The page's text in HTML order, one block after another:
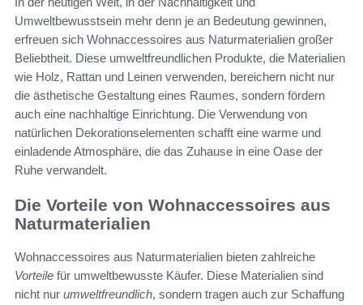
Umweltbewusstsein mehr denn je an Bedeutung gewinnen,
erfreuen sich Wohnaccessoires aus Naturmaterialien großer
Beliebtheit. Diese umweltfreundlichen Produkte, die Materialien
wie Holz, Rattan und Leinen verwenden, bereichern nicht nur
die ästhetische Gestaltung eines Raumes, sondern fördern
auch eine nachhaltige Einrichtung. Die Verwendung von
natürlichen Dekorationselementen schafft eine warme und
einladende Atmosphäre, die das Zuhause in eine Oase der
Ruhe verwandelt.
Die Vorteile von Wohnaccessoires aus
Naturmaterialien
Wohnaccessoires aus Naturmaterialien bieten zahlreiche
Vorteile für umweltbewusste Käufer. Diese Materialien sind
nicht nur umweltfreundlich, sondern tragen auch zur Schaffung